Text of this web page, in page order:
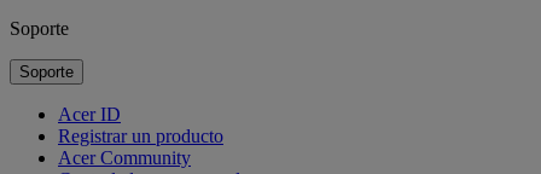
Soporte
Soporte
Acer ID
Registrar un producto
Acer Community